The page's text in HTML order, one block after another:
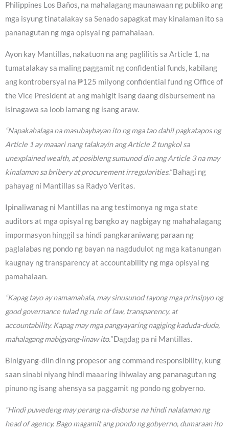
Philippines Los Baños, na mahalagang maunawaan ng publiko ang
mga isyung tinatalakay sa Senado sapagkat may kinalaman ito sa
pananagutan ng mga opisyal ng pamahalaan.
Ayon kay Mantillas, nakatuon na ang paglilitis sa Article 1, na
tumatalakay sa maling paggamit ng confidential funds, kabilang
ang kontrobersyal na ₱125 milyong confidential fund ng Office of
the Vice President at ang mahigit isang daang disbursement na
isinagawa sa loob lamang ng isang araw.
“Napakahalaga na masubaybayan ito ng mga tao dahil pagkatapos ng
Article 1 ay maaari nang talakayin ang Article 2 tungkol sa
unexplained wealth, at posibleng sumunod din ang Article 3 na may
kinalaman sa bribery at procurement irregularities.”Bahagi ng
pahayag ni Mantillas sa Radyo Veritas.
Ipinaliwanag ni Mantillas na ang testimonya ng mga state
auditors at mga opisyal ng bangko ay nagbigay ng mahahalagang
impormasyon hinggil sa hindi pangkaraniwang paraan ng
paglalabas ng pondo ng bayan na nagdudulot ng mga katanungan
kaugnay ng transparency at accountability ng mga opisyal ng
pamahalaan.
“Kapag tayo ay namamahala, may sinusunod tayong mga prinsipyo ng
good governance tulad ng rule of law, transparency, at
accountability. Kapag may mga pangyayaring nagiging kaduda-duda,
mahalagang mabigyang-linaw ito.”Dagdag pa ni Mantillas.
Binigyang-diin din ng propesor ang command responsibility, kung
saan sinabi niyang hindi maaaring ihiwalay ang pananagutan ng
pinuno ng isang ahensya sa paggamit ng pondo ng gobyerno.
“Hindi puwedeng may perang na-disburse na hindi nalalaman ng
head of agency. Bago magamit ang pondo ng gobyerno, dumaraan ito